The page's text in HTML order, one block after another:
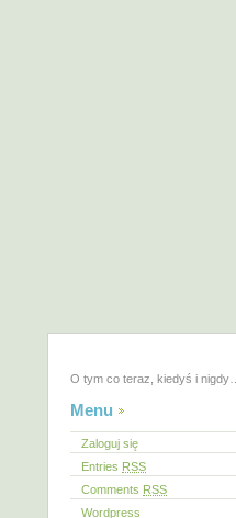
O tym co teraz, kiedyś i nigdy…
Menu
Zaloguj się
Entries RSS
Comments RSS
Wordpress